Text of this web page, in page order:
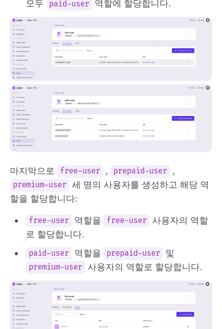
모두
paid-user 역할에 할당합니다.
마지막으로 free-user , prepaid-user ,
premium-user 세 명의 사용자를 생성하고 해당 역
할을 할당합니다:
free-user 역할을 free-user
사용자의 역할
로 할당합니다.
paid-user 역할을 prepaid-user 및
premium-user 사용자의 역할로 할당합니다.